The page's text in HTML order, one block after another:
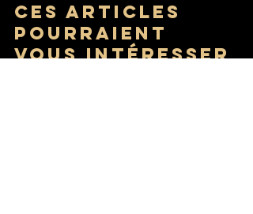
Ces articles
pourraient
vous intéresser